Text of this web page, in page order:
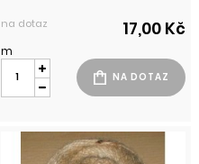
na dotaz 17,00 Kč
m